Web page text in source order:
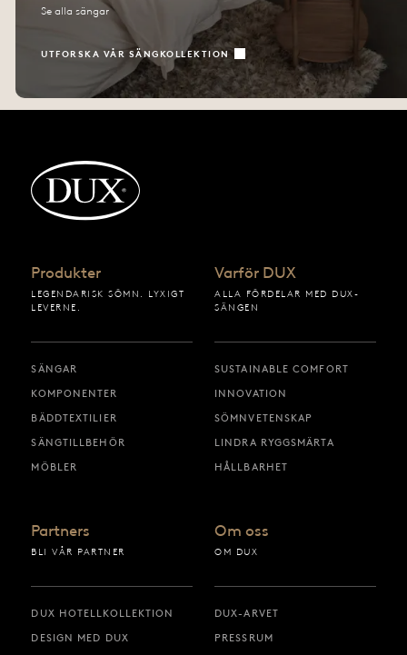
Se alla sängar
UTFORSKA VÅR SÄNGKOLLEKTION
Produkter
LEGENDARISK SÖMN. LYXIGT
LEVERNE.
SÄNGAR
KOMPONENTER
BÄDDTEXTILIER
SÄNGTILLBEHÖR
MÖBLER
Varför DUX
ALLA FÖRDELAR MED DUX-
SÄNGEN
SUSTAINABLE COMFORT
INNOVATION
SÖMNVETENSKAP
LINDRA RYGGSMÄRTA
HÅLLBARHET
Partners
BLI VÅR PARTNER
DUX HOTELLKOLLEKTION
DESIGN MED DUX
Om oss
OM DUX
DUX-ARVET
PRESSRUM